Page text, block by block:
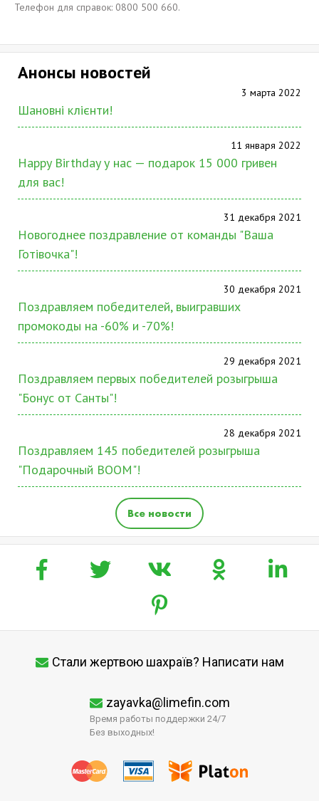
Телефон для справок: 0800 500 660.
Анонсы новостей
3 марта 2022
Шановні клієнти!
11 января 2022
Happy Birthday у нас — подарок 15 000 гривен
для вас!
31 декабря 2021
Новогоднее поздравление от команды "Ваша
Готівочка"!
30 декабря 2021
Поздравляем победителей, выигравших
промокоды на -60% и -70%!
29 декабря 2021
Поздравляем первых победителей розыгрыша
"Бонус от Санты"!
28 декабря 2021
Поздравляем 145 победителей розыгрыша
"Подарочный BOOM"!
Все новости
Стали жертвою шахраїв? Написати нам
zayavka@limefin.com
Время работы поддержки 24/7
Без выходных!